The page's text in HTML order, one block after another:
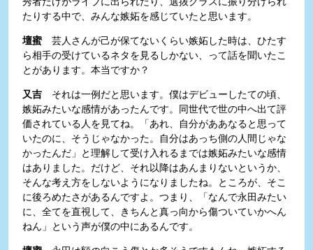
たりする中で、みんな嫉妬を感じていたと思います。
壇蜜 芸人さんが己が保てないくらい嫉妬した時は、ひたす
ら相手の受けているネタを見るしかない、って話を聞いたこ
とがあります。本当ですか？
又吉 それは一例だと思います。僕はデビューしたての頃、
嫉妬みたいな感情があったんです。同世代で世の中へ出て評
価されている人を見てね。「あれ、自分がああなると思って
いたのに、そうじゃなかった。自分はあっち側の人間じゃな
かったんだ」と理解して受け入れるまでは嫉妬みたいな感情
はありました。だけど、それ以降はあんまりないというか、
そんな考え方をしないようになりましたね。ところが、そこ
に後ろめたさがあるんですよ。つまり、「なんで永田みたい
に、全てを直視して、きちんと真っ向から傷ついていかへん
ねん」という声が僕の中にあるんです。